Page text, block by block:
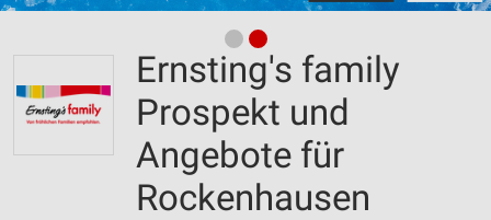
Ernsting's family
Prospekt und
Angebote für
Rockenhausen